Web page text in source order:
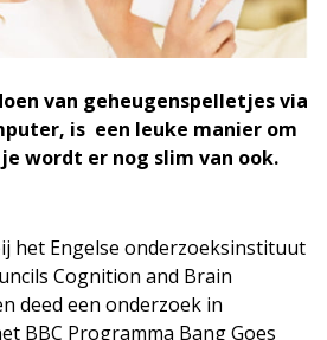
van geheugenspelletjes via
is een leuke manier om
wordt er nog slim van ook.
het Engelse onderzoeksinstituut
Cognition and Brain
deed een onderzoek in
BBC Programma Bang Goes